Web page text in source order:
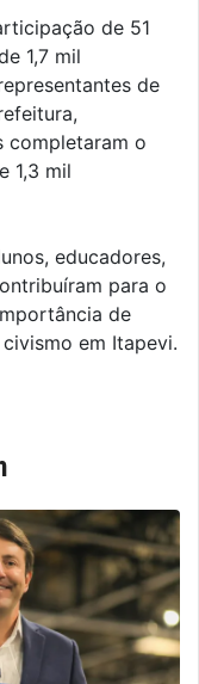
de 51
1,7 mil
de
completaram o
1,3 mil
educadores,
para o
de
em Itapevi.